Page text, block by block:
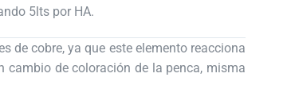
5lts por HA.
de cobre, ya que este elemento reacciona
cambio de coloración de la penca, misma